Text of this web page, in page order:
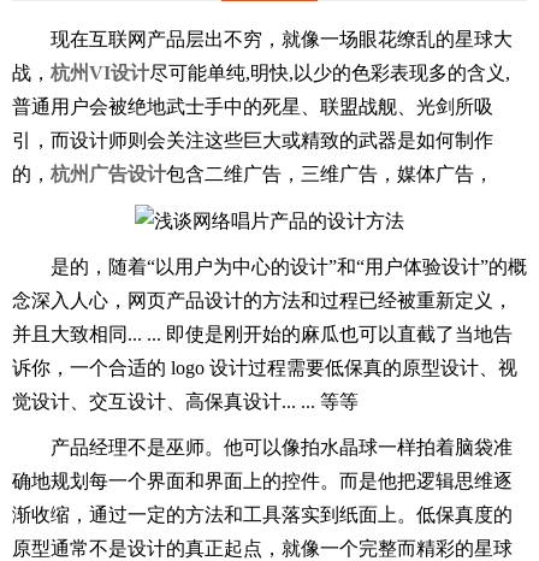
现在互联网产品层出不穷，就像一场眼花缭乱的星球大
战， 杭州VI设计尽可能单纯,明快,以少的色彩表现多的含义,
普通用户会被绝地武士手中的死星、联盟战舰、光剑所吸
引，而设计师则会关注这些巨大或精致的武器是如何制作
的， 杭州广告设计包含二维广告，三维广告，媒体广告，
是的，随着“以用户为中心的设计”和“用户体验设计”的概
念深入人心，网页产品设计的方法和过程已经被重新定义，
并且大致相同... ... 即使是刚开始的麻瓜也可以直截了当地告
诉你，一个合适的 logo 设计过程需要低保真的原型设计、视
觉设计、交互设计、高保真设计... ... 等等
产品经理不是巫师。他可以像拍水晶球一样拍着脑袋准
确地规划每一个界面和界面上的控件。而是他把逻辑思维逐
渐收缩，通过一定的方法和工具落实到纸面上。低保真度的
原型通常不是设计的真正起点，就像一个完整而精彩的星球